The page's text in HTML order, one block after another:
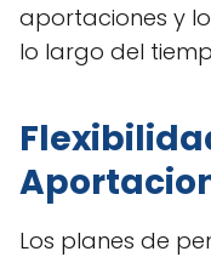
aportaciones y
lo largo del
Los planes de